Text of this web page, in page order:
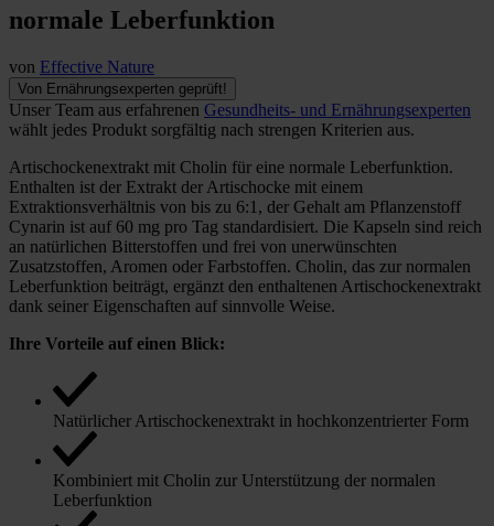
normale Leberfunktion
von Effective Nature
Von Ernährungsexperten geprüft!
Unser Team aus erfahrenen Gesundheits- und Ernährungsexperten
wählt jedes Produkt sorgfältig nach strengen Kriterien aus.
Artischockenextrakt mit Cholin für eine normale Leberfunktion.
Enthalten ist der Extrakt der Artischocke mit einem
Extraktionsverhältnis von bis zu 6:1, der Gehalt am Pflanzenstoff
Cynarin ist auf 60 mg pro Tag standardisiert. Die Kapseln sind reich
an natürlichen Bitterstoffen und frei von unerwünschten
Zusatzstoffen, Aromen oder Farbstoffen. Cholin, das zur normalen
Leberfunktion beiträgt, ergänzt den enthaltenen Artischockenextrakt
dank seiner Eigenschaften auf sinnvolle Weise.
Ihre Vorteile auf einen Blick:
Natürlicher Artischockenextrakt in hochkonzentrierter Form
Kombiniert mit Cholin zur Unterstützung der normalen
Leberfunktion